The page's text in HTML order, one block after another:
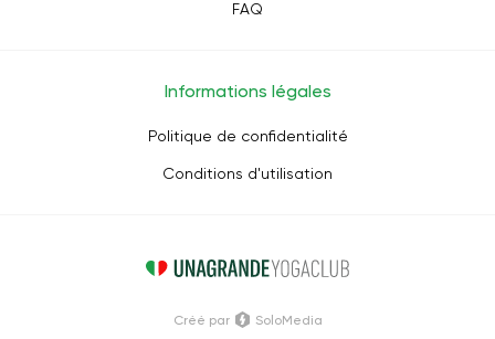
FAQ
Informations légales
Politique de confidentialité
Conditions d'utilisation
Créé par SoloMedia